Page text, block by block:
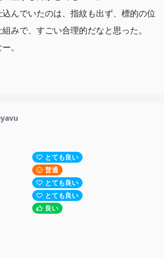
んでいたのは、指紋も出ず、標的の位
みで、すごい合理的だなと思った。
。
とても良い
普通
とても良い
とても良い
良い